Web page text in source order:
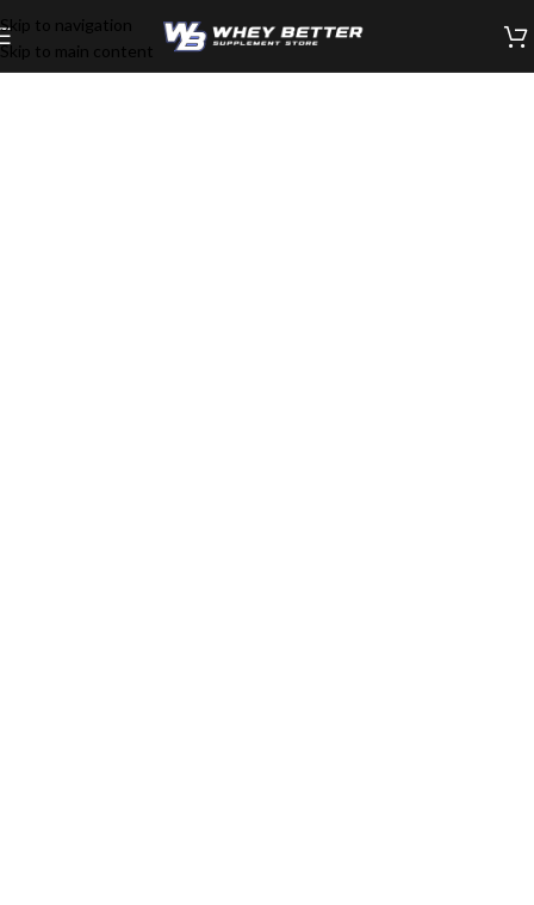
Skip to navigation
Skip to main content